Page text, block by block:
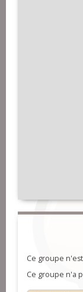
Ce groupe
Ce groupe n'a